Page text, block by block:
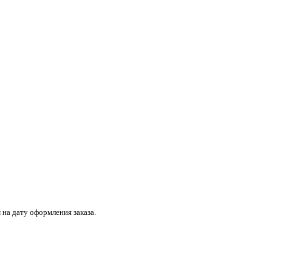
дату оформления заказа.